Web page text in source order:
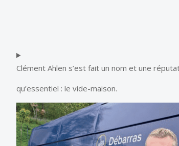
Clément Ahlen s’est fait un nom et une
qu’essentiel : le vide-maison.